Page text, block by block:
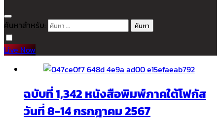
ค้นหาสำหรับ:
Live Now
ฉบับที่ 1,342 หนังสือพิมพ์ภาคใต้โฟกัส
วันที่ 8-14 กรกฎาคม 2567